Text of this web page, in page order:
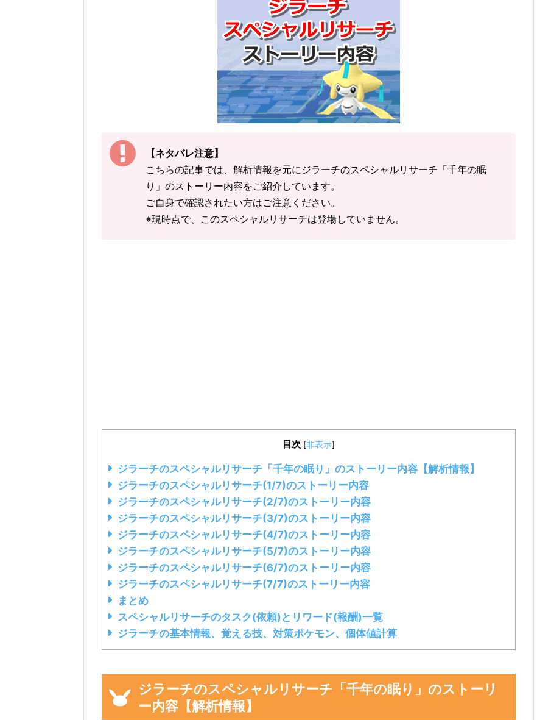
【ネタバレ注意】
こちらの記事では、解析情報を元にジラーチのスペシャルリサーチ「千年の眠
り」のストーリー内容をご紹介しています。
ご自身で確認されたい方はご注意ください。
※現時点で、このスペシャルリサーチは登場していません。
目次 [非表示]
ジラーチのスペシャルリサーチ「千年の眠り」のストーリー内容【解析情報】
ジラーチのスペシャルリサーチ(1/7)のストーリー内容
ジラーチのスペシャルリサーチ(2/7)のストーリー内容
ジラーチのスペシャルリサーチ(3/7)のストーリー内容
ジラーチのスペシャルリサーチ(4/7)のストーリー内容
ジラーチのスペシャルリサーチ(5/7)のストーリー内容
ジラーチのスペシャルリサーチ(6/7)のストーリー内容
ジラーチのスペシャルリサーチ(7/7)のストーリー内容
まとめ
スペシャルリサーチのタスク(依頼)とリワード(報酬)一覧
ジラーチの基本情報、覚える技、対策ポケモン、個体値計算
ジラーチのスペシャルリサーチ「千年の眠り」のストーリ
ー内容【解析情報】